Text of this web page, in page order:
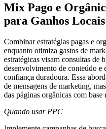
Mix Pago e
para Ganhos
Combinar estratégias pagas e
enquanto otimiza gastos de
estratégicas visam consultas de
desenvolvimento de conteúdo
confiança duradoura. Essa
de mensagens de marketing,
das páginas orgânicas com
Quando usar PPC